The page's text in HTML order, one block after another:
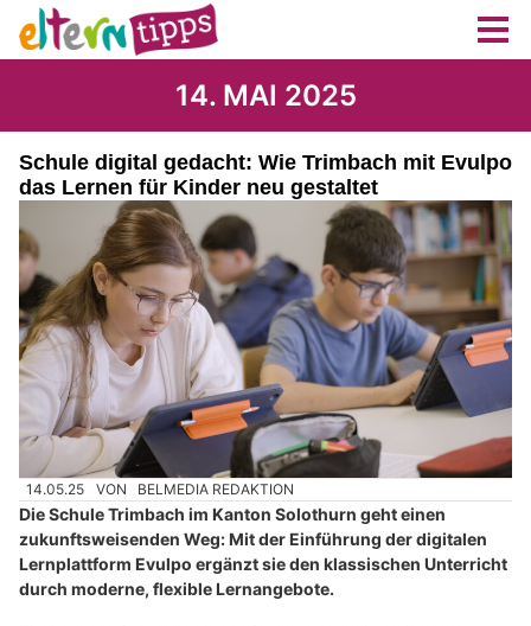
14. MAI 2025
Schule digital gedacht: Wie Trimbach mit Evulpo
das Lernen für Kinder neu gestaltet
14.05.25 VON BELMEDIA REDAKTION
Die Schule Trimbach im Kanton Solothurn geht einen
zukunftsweisenden Weg: Mit der Einführung der digitalen
Lernplattform Evulpo ergänzt sie den klassischen Unterricht
durch moderne, flexible Lernangebote.